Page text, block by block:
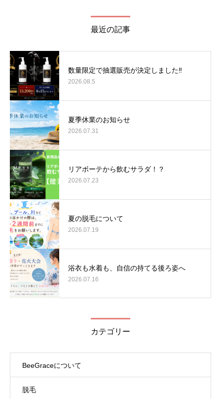
最近の記事
数量限定で抽選販売が決定しました‼
2026.08.5
夏季休業のお知らせ
2026.07.31
リアボーテから飲むサラダ！？
2026.07.23
夏の脱毛について
2026.07.19
浴衣も水着も、自信の持てる後ろ姿へ
2026.07.16
カテゴリー
BeeGraceについて
脱毛